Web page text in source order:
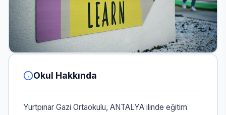
Okul Hakkında
Yurtpınar Gazi Ortaokulu, ANTALYA ilinde eğitim